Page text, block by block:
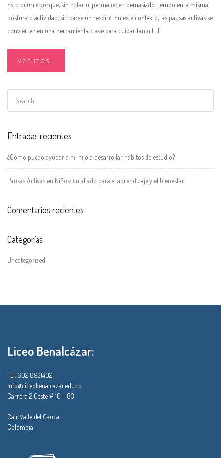
Esto ocurre porque, sin notarlo, permanecen demasiado tiempo en la misma
postura o actividad, sin darse un respiro. En este contexto, las pausas activas se
convierten en una herramienta clave para cuidar tanto […]
Ver más..
Entradas recientes
¿Cómo puedo ayudar a mi hijo a desarrollar hábitos de estudio?
Pausas Activas en Niños: un aliado para el aprendizaje y el bienestar
Comentarios recientes
Categorías
Uncategorized
Liceo Benalcázar:
Tel. 602 8931402
info@liceobenalcazar.edu.co
Carrera 2 Oeste # 10 - 83
Cali, Valle del Cauca
Colombia